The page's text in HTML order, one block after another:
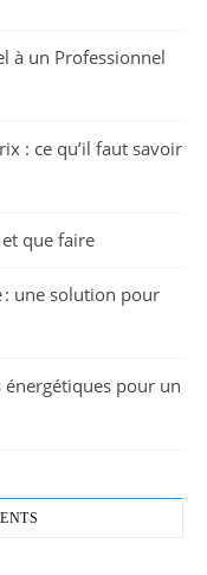
à un Professionnel
: ce qu’il faut savoir
que faire
une solution pour
pour un